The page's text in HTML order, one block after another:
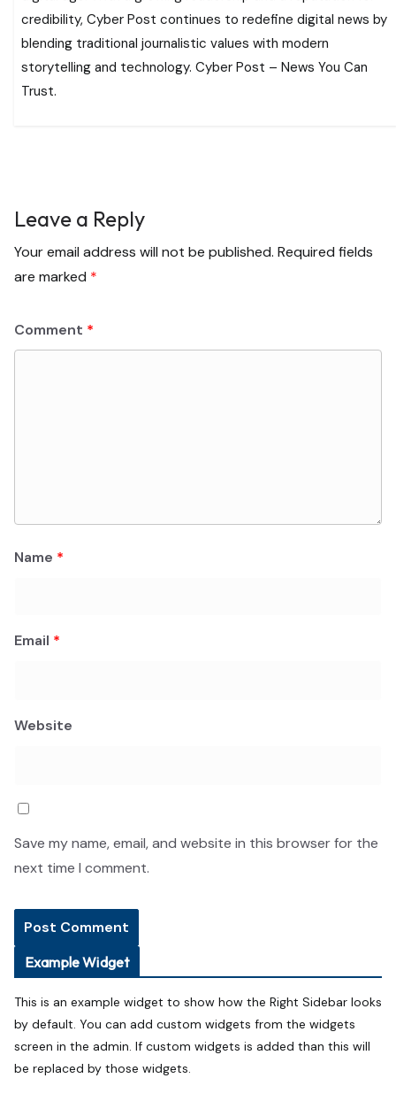
credibility, Cyber Post continues to redefine digital news by
blending traditional journalistic values with modern
storytelling and technology. Cyber Post – News You Can
Trust.
Leave a Reply
Your email address will not be published. Required fields
are marked *
Comment *
Name *
Email *
Website
Save my name, email, and website in this browser for the
next time I comment.
Example Widget
This is an example widget to show how the Right Sidebar looks
by default. You can add custom widgets from the widgets
screen in the admin. If custom widgets is added than this will
be replaced by those widgets.